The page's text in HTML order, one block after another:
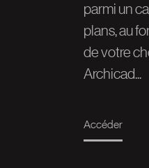
parmi un
plans, au
de votre
Archicad...
Accéder